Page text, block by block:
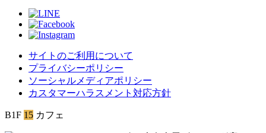
サイトのご利用について
プライバシーポリシー
ソーシャルメディアポリシー
カスタマーハラスメント対応方針
B1F 15 カフェ